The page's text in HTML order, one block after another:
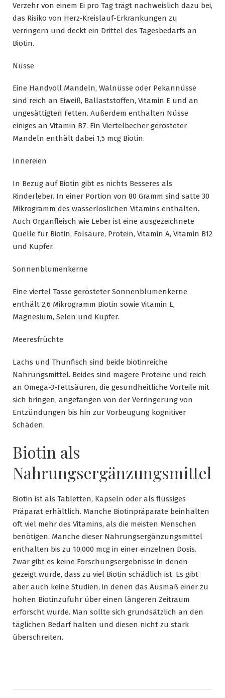
Verzehr von einem Ei pro Tag trägt nachweislich dazu bei,
das Risiko von Herz-Kreislauf-Erkrankungen zu
verringern und deckt ein Drittel des Tagesbedarfs an
Biotin.
Nüsse
Eine Handvoll Mandeln, Walnüsse oder Pekannüsse
sind reich an Eiweiß, Ballaststoffen, Vitamin E und an
ungesättigten Fetten. Außerdem enthalten Nüsse
einiges an Vitamin B7. Ein Viertelbecher gerösteter
Mandeln enthält dabei 1,5 mcg Biotin.
Innereien
In Bezug auf Biotin gibt es nichts Besseres als
Rinderleber. In einer Portion von 80 Gramm sind satte 30
Mikrogramm des wasserlöslichen Vitamins enthalten.
Auch Organfleisch wie Leber ist eine ausgezeichnete
Quelle für Biotin, Folsäure, Protein, Vitamin A, Vitamin B12
und Kupfer.
Sonnenblumenkerne
Eine viertel Tasse gerösteter Sonnenblumenkerne
enthält 2,6 Mikrogramm Biotin sowie Vitamin E,
Magnesium, Selen und Kupfer.
Meeresfrüchte
Lachs und Thunfisch sind beide biotinreiche
Nahrungsmittel. Beides sind magere Proteine und reich
an Omega-3-Fettsäuren, die gesundheitliche Vorteile mit
sich bringen, angefangen von der Verringerung von
Entzündungen bis hin zur Vorbeugung kognitiver
Schäden.
Biotin als
Nahrungsergänzungsmittel
Biotin ist als Tabletten, Kapseln oder als flüssiges
Präparat erhältlich. Manche Biotinpräparate beinhalten
oft viel mehr des Vitamins, als die meisten Menschen
benötigen. Manche dieser Nahrungsergänzungsmittel
enthalten bis zu 10.000 mcg in einer einzelnen Dosis.
Zwar gibt es keine Forschungsergebnisse in denen
gezeigt wurde, dass zu viel Biotin schädlich ist. Es gibt
aber auch keine Studien, in denen das Ausmaß einer zu
hohen Biotinzufuhr über einen längeren Zeitraum
erforscht wurde. Man sollte sich grundsätzlich an den
täglichen Bedarf halten und diesen nicht zu stark
überschreiten.